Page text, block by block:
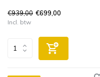
€939,00 €699,00
Incl. btw